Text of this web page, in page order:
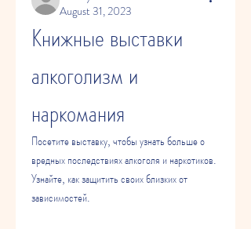
August 31, 2023
Книжные выставки
алкоголизм и
наркомания
Посетите выставку, чтобы узнать больше о
вредных последствиях алкоголя и наркотиков.
Узнайте, как защитить своих близких от
зависимостей.